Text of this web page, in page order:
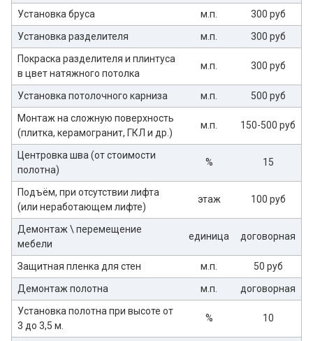
Установка бруса м.п.
300 руб
Установка разделителя
м.п.
300 руб
Покраска разделителя и плинтуса
в цвет натяжного потолка
м.п. 300 руб
Установка потолочного карниза м.п.
500 руб
Монтаж на сложную поверхность
(плитка, керамогранит, ГКЛ и др.)
м.п. 150-500 руб
Центровка шва (от стоимости
полотна)
% 15
Подъём, при отсутствии лифта
(или неработающем лифте)
этаж 100 руб
Демонтаж \ перемещение
мебели
единица договорная
Защитная пленка для стен м.п.
50 руб
Демонтаж полотна
м.п.
договорная
Установка полотна при высоте от
3 до 3,5 м.
% 10